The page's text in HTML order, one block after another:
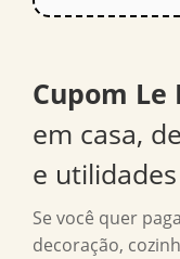
Cupom Le
em casa,
e utilidades
Se você quer
decoração,